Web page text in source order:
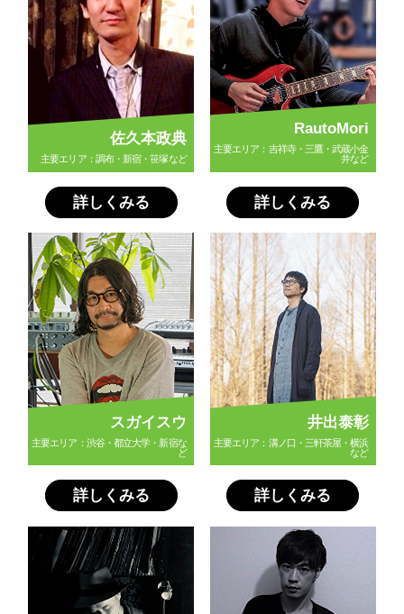
佐久本政典
主要エリア：調布・新宿・笹塚など
詳しくみる
RautoMori
主要エリア：吉祥寺・三鷹・武蔵小金
井など
詳しくみる
スガイスウ
主要エリア：渋谷・都立大学・新宿な
ど
詳しくみる
井出泰彰
主要エリア：溝ノ口・三軒茶屋・横浜
など
詳しくみる